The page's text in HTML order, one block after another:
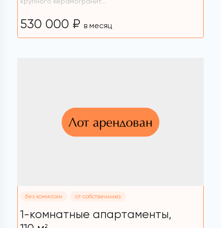
530 000 ₽ в месяц
Лот арендован
без комиссии от собственника
1-комнатные апартаменты,
2